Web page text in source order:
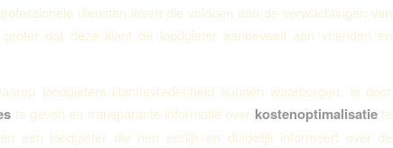
diensten levert die voldoen aan de verwachtingen van
dat deze klant de loodgieter aanbeveelt aan vrienden en
loodgieters klanttevredenheid kunnen waarborgen, is door
te geven en transparante informatie over kostenoptimalisatiete
een loodgieter die hen eerlijk en duidelijk informeert over de